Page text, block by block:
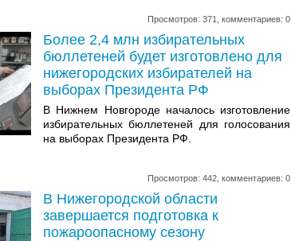
Просмотров: 371, комментариев: 0
Более 2,4 млн избирательных
бюллетеней будет изготовлено для
нижегородских избирателей на
выборах Президента РФ
В Нижнем Новгороде началось изготовление
избирательных бюллетеней для голосования
на выборах Президента РФ.
Просмотров: 442, комментариев: 0
В Нижегородской области
завершается подготовка к
пожароопасному сезону